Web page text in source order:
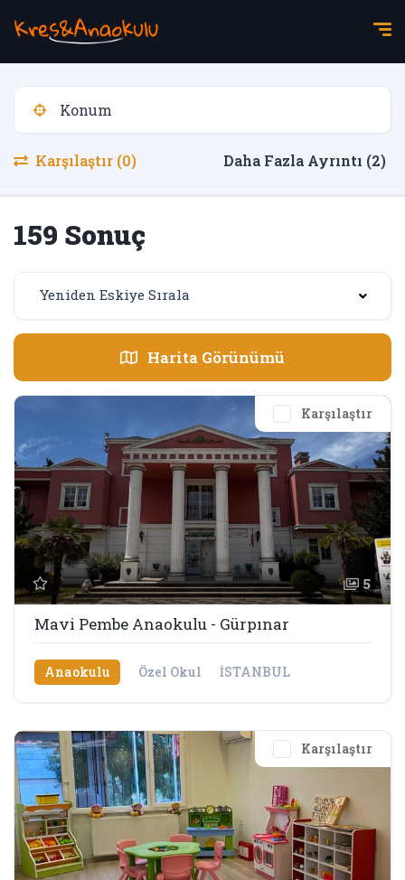
Karşılaştır (0) Daha Fazla Ayrıntı (2)
159 Sonuç
Yeniden Eskiye Sırala
Harita Görünümü
Karşılaştır
5
Mavi Pembe Anaokulu - Gürpınar
Anaokulu Özel Okul İSTANBUL
Karşılaştır